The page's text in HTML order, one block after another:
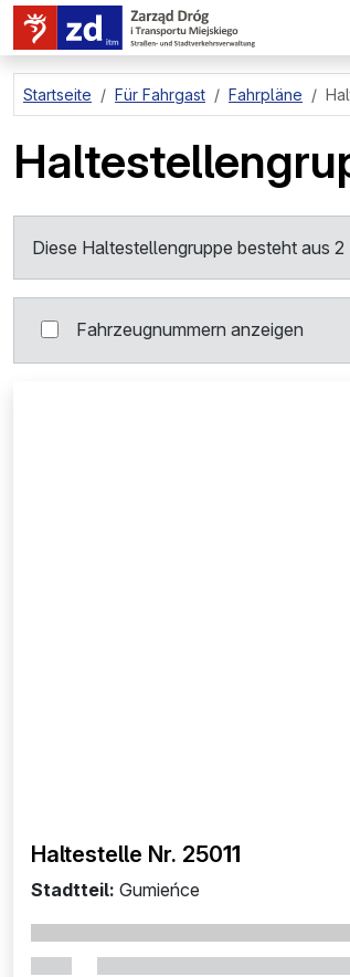
zum Hauptinhalt springen
Startseite Für Fahrgast Fahrpläne
Diese Haltestellengruppe besteht aus
Fahrzeugnummern anzeigen
Haltestelle Nr. 25011
Stadtteil: Gumieńce